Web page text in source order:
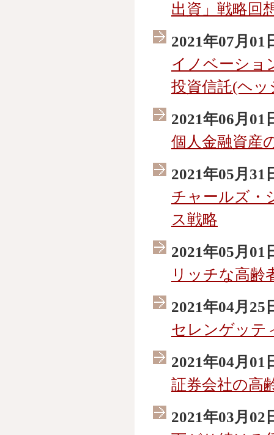
出資」戦略回
2021年07月01
イノベーショ
投資信託(ヘ
2021年06月01
個人金融資産
2021年05月31
チャールズ・
ス戦略
2021年05月01
リッチな高齢
2021年04月25
セレンゲッテ
2021年04月01
証券会社の高
2021年03月02